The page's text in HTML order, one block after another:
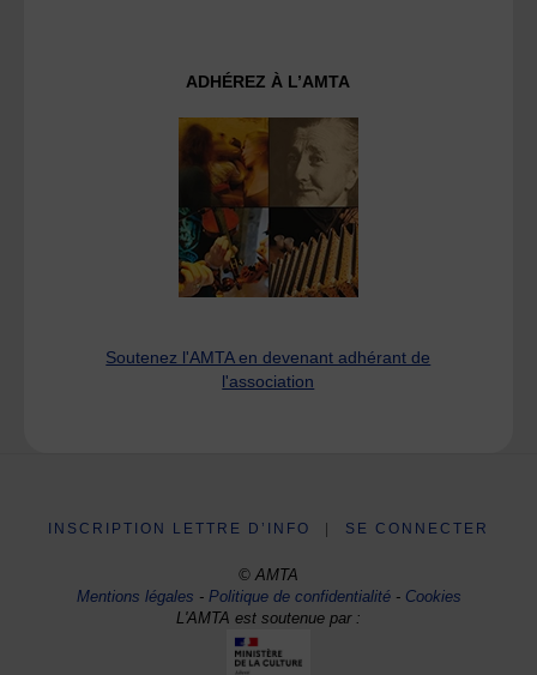
ADHÉREZ À L’AMTA
Soutenez l'AMTA en devenant adhérant de
l'association
INSCRIPTION LETTRE D’INFO SE CONNECTER
© AMTA
Mentions légales -Politique de confidentialité- Cookies
L'AMTA est soutenue par :